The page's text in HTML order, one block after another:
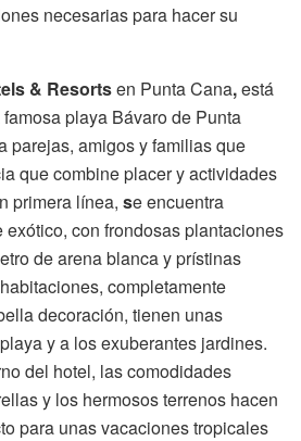
necesarias para hacer su
& Resortsen Punta Cana,está
playa Bávaro de Punta
parejas, amigos y familias que
que combine placer y actividades
primera línea, se encuentra
con frondosas plantaciones
de arena blanca y prístinas
completamente
decoración, tienen unas
y a los exuberantes jardines.
del hotel, las comodidades
y los hermosos terrenos hacen
para unas vacaciones tropicales